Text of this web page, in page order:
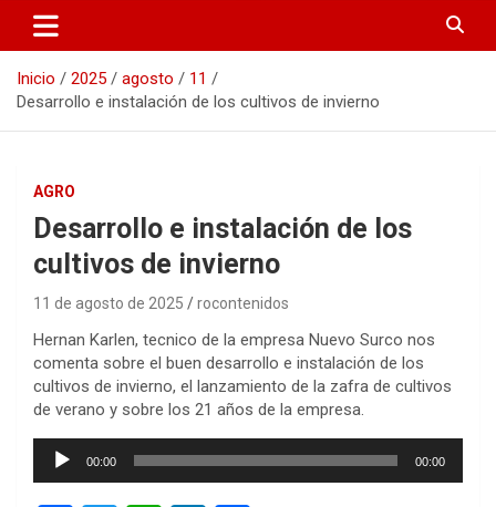
Inicio 2025 agosto
11
Desarrollo e instalación de los cultivos de invierno
AGRO
Desarrollo e instalación de los
cultivos de invierno
11 de agosto de 2025 rocontenidos
Hernan Karlen, tecnico de la empresa Nuevo Surco nos
comenta sobre el buen desarrollo e instalación de los
cultivos de invierno, el lanzamiento de la zafra de cultivos
de verano y sobre los 21 años de la empresa.
Reproductor
00:00 00:00